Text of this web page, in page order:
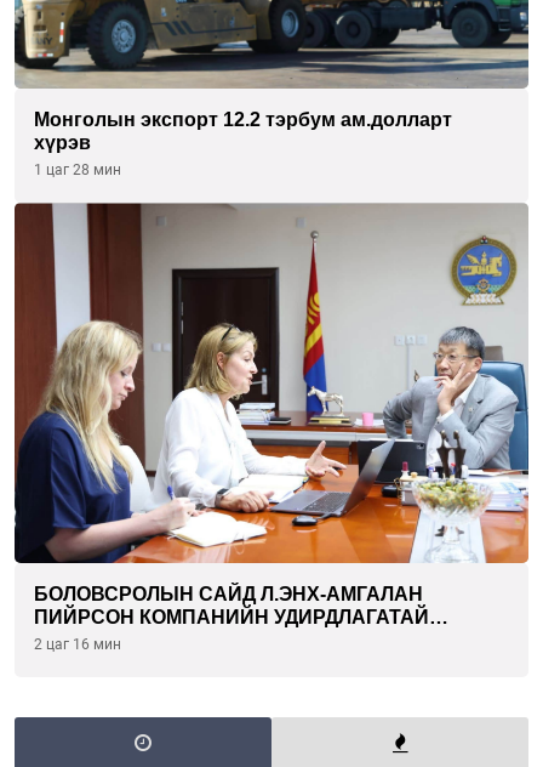
Монголын экспорт 12.2 тэрбум ам.долларт
хүрэв
1 цаг 28 мин
БОЛОВСРОЛЫН САЙД Л.ЭНХ-АМГАЛАН
ПИЙРСОН КОМПАНИЙН УДИРДЛАГАТАЙ
УУЛЗЛАА
2 цаг 16 мин